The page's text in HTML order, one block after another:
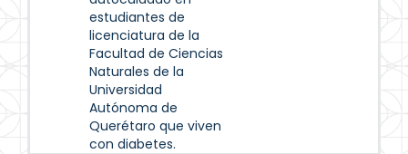
estudiantes de
licenciatura de la
Facultad de Ciencias
Naturales de la
Universidad
Autónoma de
Querétaro que viven
con diabetes.